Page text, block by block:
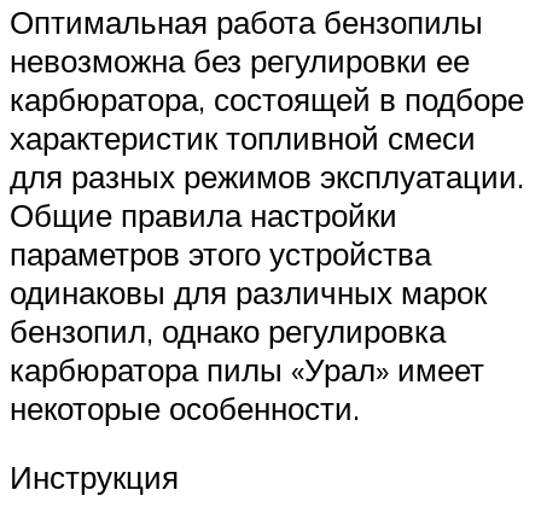
Оптимальная работа бензопилы
невозможна без регулировки ее
карбюратора, состоящей в подборе
характеристик топливной смеси
для разных режимов эксплуатации.
Общие правила настройки
параметров этого устройства
одинаковы для различных марок
бензопил, однако регулировка
карбюратора пилы «Урал» имеет
некоторые особенности.
Инструкция